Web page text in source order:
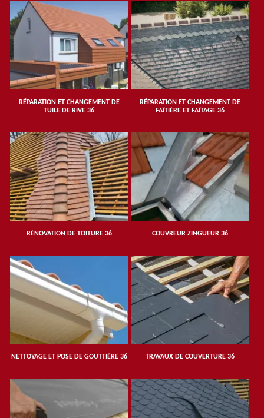
RÉPARATION ET CHANGEMENT DE
TUILE DE RIVE 36
RÉPARATION ET CHANGEMENT DE
FAÎTIÈRE ET FAÎTAGE 36
RÉNOVATION DE TOITURE 36 COUVREUR ZINGUEUR 36
NETTOYAGE ET POSE DE GOUTTIÈRE 36 TRAVAUX DE COUVERTURE 36